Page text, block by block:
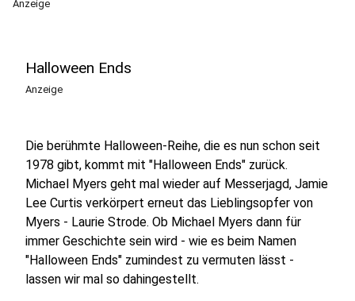
Anzeige
Halloween Ends
Anzeige
Die berühmte Halloween-Reihe, die es nun schon seit
1978 gibt, kommt mit "Halloween Ends" zurück.
Michael Myers geht mal wieder auf Messerjagd, Jamie
Lee Curtis verkörpert erneut das Lieblingsopfer von
Myers - Laurie Strode. Ob Michael Myers dann für
immer Geschichte sein wird - wie es beim Namen
"Halloween Ends" zumindest zu vermuten lässt -
lassen wir mal so dahingestellt.